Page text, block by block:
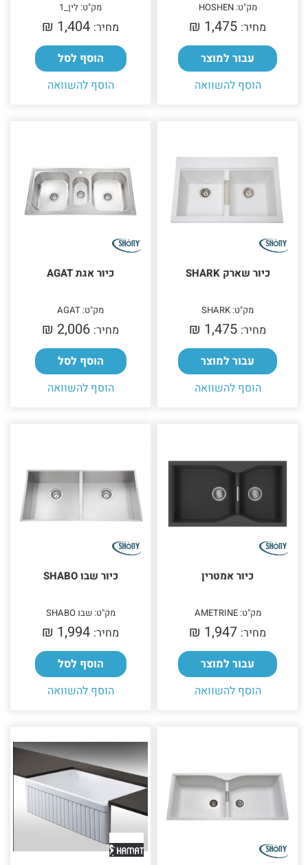
מק"ט: HOSHEN
מחיר: 1,475 ₪‎
עבור למוצר
הוסף להשוואה
מק"ט: לין_1
מחיר: 1,404 ₪‎
הוסף לסל
הוסף להשוואה
כיור שארק SHARK
מק"ט: SHARK
מחיר: 1,475 ₪‎
עבור למוצר
הוסף להשוואה
כיור אגת AGAT
מק"ט: AGAT
מחיר: 2,006 ₪‎
הוסף לסל
הוסף להשוואה
כיור אמטרין
מק"ט: AMETRINE
מחיר: 1,947 ₪‎
עבור למוצר
הוסף להשוואה
כיור שבו SHABO
מק"ט: שבו SHABO
מחיר: 1,994 ₪‎
הוסף לסל
הוסף להשוואה